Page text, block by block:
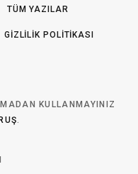
TÜM YAZILAR
GIZLILIK POLITIKASI
KULLANMAYINIZ
.